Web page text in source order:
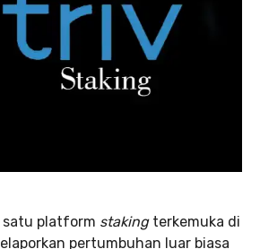
satu platform stakingterkemuka di
pertumbuhan luar biasa